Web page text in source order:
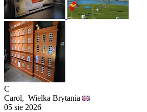
C
Carol, Wielka Brytania
05 sie 2026